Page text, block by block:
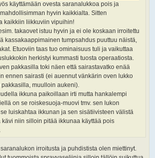
käyttämään ovesta saranalukkoa pois ja
hyvin kaikkialta. Sitten
kaikkiin liikkuviin vipuihin!
takaovet istuu hyvin ja ei ole koskaan irroitettu
kassakaappimainen tumpsahdus puuttuu näistä,
Etuoviin taas tuo ominaisuus tuli ja vaikuttaa
herkistyi kummasti tuosta operaatiosta.
pakkasilla toki näen että sairastavatko enää
ennen sairasti (ei auennut vänkärin oven lukko
pakkasilla, muulloin aukeni).
ikkuna paikoillaan irti mutta hankalempi
on se roiskesuoja-muovi tmv. sen lukon
luiskahtaa ikkunan ja sen sisätiivisteen välistä
niin silloin pitää ikkunaa käyttää pois
irroitusta ja puhdistista olen miettinyt.